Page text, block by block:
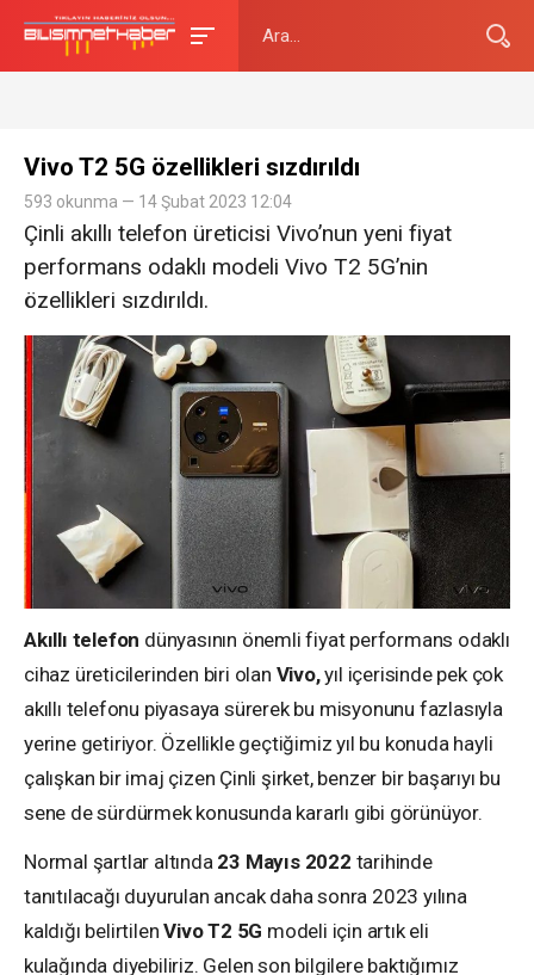
Vivo T2 5G özellikleri sızdırıldı
593 okunma — 14 Şubat 2023 12:04
Çinli akıllı telefon üreticisi Vivo’nun yeni fiyat
performans odaklı modeli Vivo T2 5G’nin
özellikleri sızdırıldı.
Akıllı telefon dünyasının önemli fiyat performans odaklı
cihaz üreticilerinden biri olan Vivo,yıl içerisinde pek çok
akıllı telefonu piyasaya sürerek bu misyonunu fazlasıyla
yerine getiriyor. Özellikle geçtiğimiz yıl bu konuda hayli
çalışkan bir imaj çizen Çinli şirket, benzer bir başarıyı bu
sene de sürdürmek konusunda kararlı gibi görünüyor.
Normal şartlar altında 23 Mayıs 2022 tarihinde
tanıtılacağı duyurulan ancak daha sonra 2023 yılına
kaldığı belirtilenVivo T2 5G modeli için artık eli
kulağında diyebiliriz. Gelen son bilgilere baktığımız